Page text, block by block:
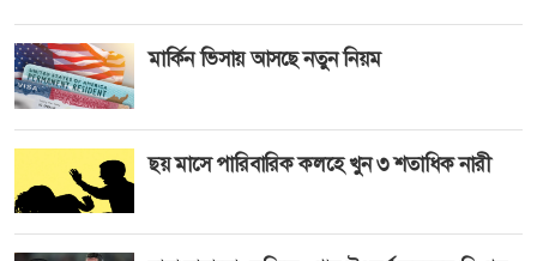
মার্কিন ভিসায় আসছে নতুন নিয়ম
ছয় মাসে পারিবারিক কলহে খুন ৩ শতাধিক নারী